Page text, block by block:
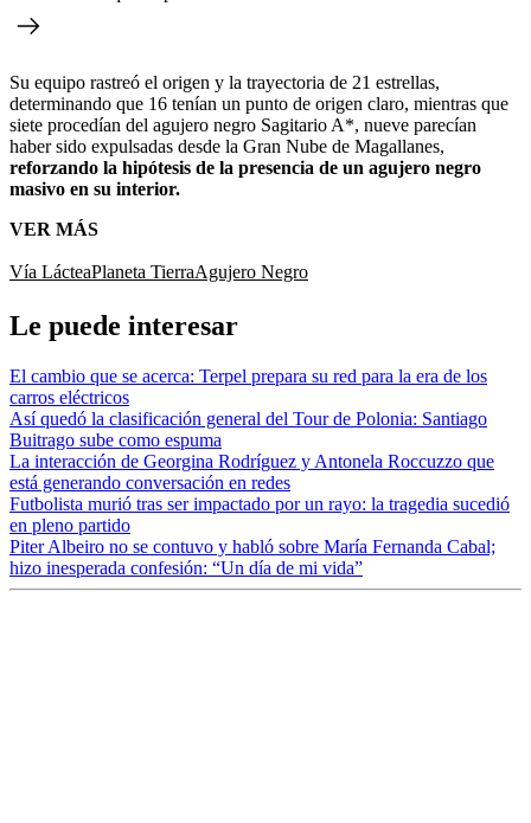
Su equipo rastreó el origen y la trayectoria de 21 estrellas,
determinando que 16 tenían un punto de origen claro, mientras que
siete procedían del agujero negro Sagitario A*, nueve parecían
haber sido expulsadas desde la Gran Nube de Magallanes,
reforzando la hipótesis de la presencia de un agujero negro
masivo en su interior.
VER MÁS
Vía LácteaPlaneta TierraAgujero Negro
Le puede interesar
El cambio que se acerca: Terpel prepara su red para la era de los
carros eléctricos
Así quedó la clasificación general del Tour de Polonia: Santiago
Buitrago sube como espuma
La interacción de Georgina Rodríguez y Antonela Roccuzzo que
está generando conversación en redes
Futbolista murió tras ser impactado por un rayo: la tragedia sucedió
en pleno partido
Piter Albeiro no se contuvo y habló sobre María Fernanda Cabal;
hizo inesperada confesión: “Un día de mi vida”